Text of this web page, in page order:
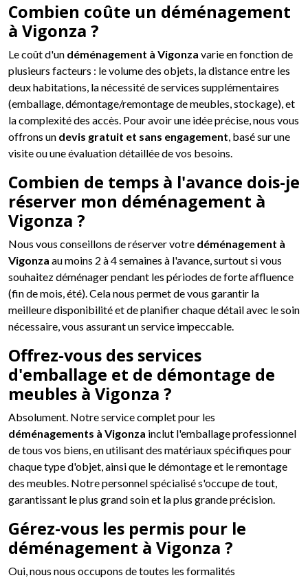
Combien coûte un déménagement
à Vigonza ?
Le coût d'un déménagement à Vigonza varie en fonction de
plusieurs facteurs : le volume des objets, la distance entre les
deux habitations, la nécessité de services supplémentaires
(emballage, démontage/remontage de meubles, stockage), et
la complexité des accès. Pour avoir une idée précise, nous vous
offrons un devis gratuit et sans engagement, basé sur une
visite ou une évaluation détaillée de vos besoins.
Combien de temps à l'avance dois-je
réserver mon déménagement à
Vigonza ?
Nous vous conseillons de réserver votre déménagement à
Vigonza au moins 2 à 4 semaines à l'avance, surtout si vous
souhaitez déménager pendant les périodes de forte affluence
(fin de mois, été). Cela nous permet de vous garantir la
meilleure disponibilité et de planifier chaque détail avec le soin
nécessaire, vous assurant un service impeccable.
Offrez-vous des services
d'emballage et de démontage de
meubles à Vigonza ?
Absolument. Notre service complet pour les
déménagements à Vigonza inclut l'emballage professionnel
de tous vos biens, en utilisant des matériaux spécifiques pour
chaque type d'objet, ainsi que le démontage et le remontage
des meubles. Notre personnel spécialisé s'occupe de tout,
garantissant le plus grand soin et la plus grande précision.
Gérez-vous les permis pour le
déménagement à Vigonza ?
Oui, nous nous occupons de toutes les formalités